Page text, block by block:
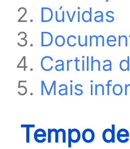
Dúvidas
Cartilha
Mais
Tempo